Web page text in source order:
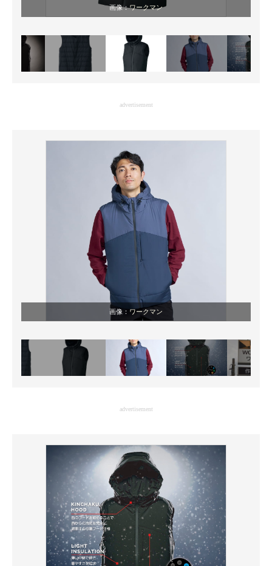
画像：ワークマン
advertisement
画像： ワークマン
advertisement